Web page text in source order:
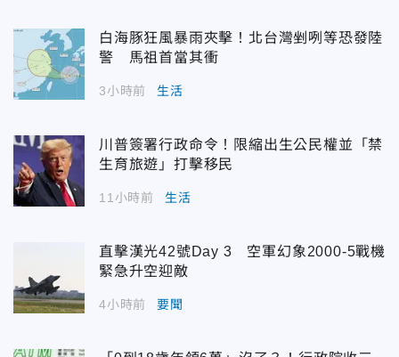
白海豚狂風暴雨夾擊！北台灣剉咧等恐發陸
警 馬祖首當其衝
3小時前 生活
川普簽署行政命令！限縮出生公民權並「禁
生育旅遊」打擊移民
11小時前 生活
直擊漢光42號Day 3 空軍幻象2000-5戰機
緊急升空迎敵
4小時前 要聞